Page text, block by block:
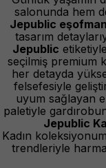
salonunda hem
Jepublic
tasarım
Jepublic
seçilmiş premium
her detayda
felsefesiyle
uyum sağlayan
paletiyle
Jepublic
Kadın
trendleriyle